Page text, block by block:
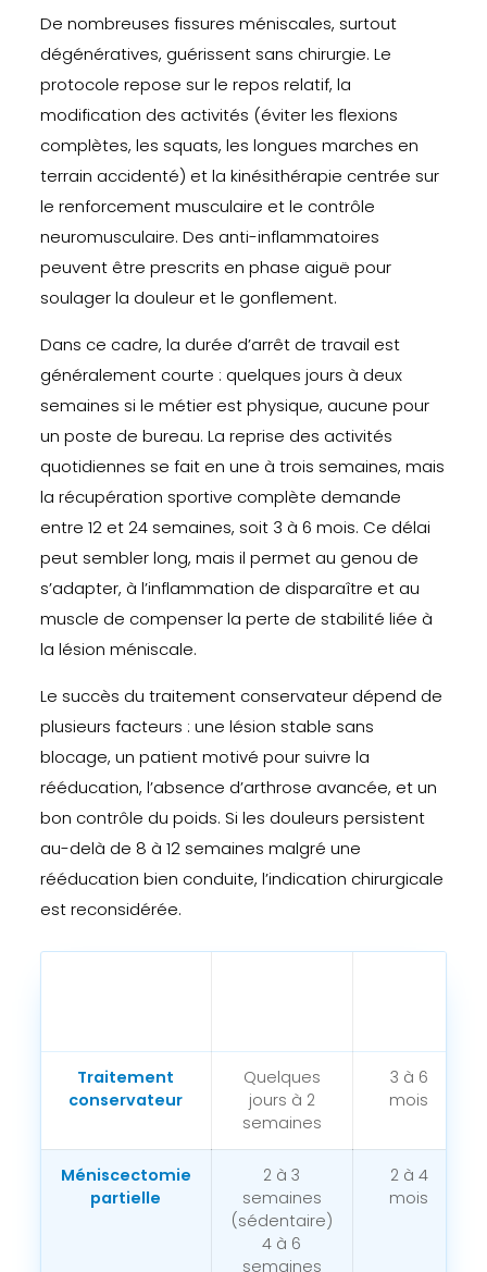
De nombreuses fissures méniscales, surtout
dégénératives, guérissent sans chirurgie. Le
protocole repose sur le repos relatif, la
modification des activités (éviter les flexions
complètes, les squats, les longues marches en
terrain accidenté) et la kinésithérapie centrée sur
le renforcement musculaire et le contrôle
neuromusculaire. Des anti-inflammatoires
peuvent être prescrits en phase aiguë pour
soulager la douleur et le gonflement.
Dans ce cadre, la durée d’arrêt de travail est
généralement courte : quelques jours à deux
semaines si le métier est physique, aucune pour
un poste de bureau. La reprise des activités
quotidiennes se fait en une à trois semaines, mais
la récupération sportive complète demande
entre 12 et 24 semaines, soit 3 à 6 mois. Ce délai
peut sembler long, mais il permet au genou de
s’adapter, à l’inflammation de disparaître et au
muscle de compenser la perte de stabilité liée à
la lésion méniscale.
Le succès du traitement conservateur dépend de
plusieurs facteurs : une lésion stable sans
blocage, un patient motivé pour suivre la
rééducation, l’absence d’arthrose avancée, et un
bon contrôle du poids. Si les douleurs persistent
au-delà de 8 à 12 semaines malgré une
rééducation bien conduite, l’indication chirurgicale
est reconsidérée.
Traitement
conservateur
Quelques
jours à 2
semaines
3 à 6
mois
Méniscectomie
partielle
2 à 3
semaines
(sédentaire)
4 à 6
semaines
2 à 4
mois